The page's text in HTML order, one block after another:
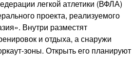
легкой атлетики (ВФЛА)
проекта, реализуемого
Внутри разместят
и отдыха, а снаружи
зоны. Открыть его планируют